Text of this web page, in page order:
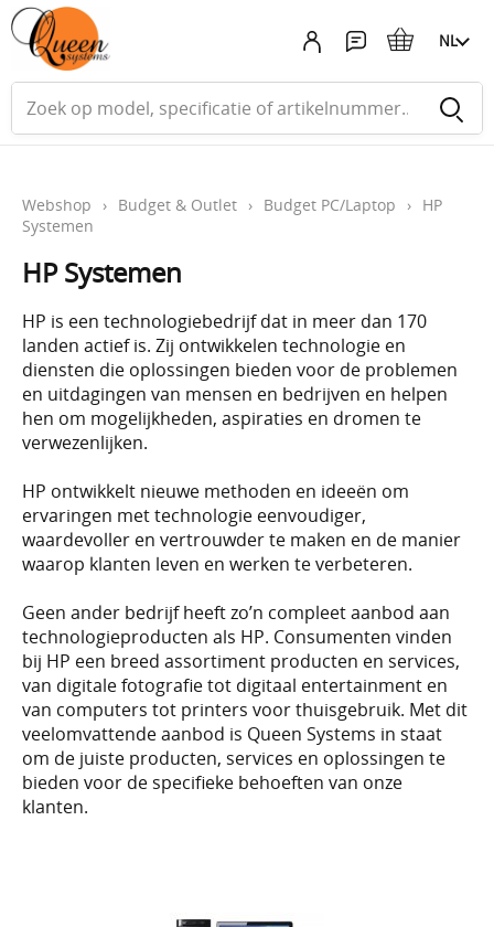
NL
Webshop › Budget & Outlet › Budget PC/Laptop › HP
Systemen
HP Systemen
HP is een technologiebedrijf dat in meer dan 170
landen actief is. Zij ontwikkelen technologie en
diensten die oplossingen bieden voor de problemen
en uitdagingen van mensen en bedrijven en helpen
hen om mogelijkheden, aspiraties en dromen te
verwezenlijken.
HP ontwikkelt nieuwe methoden en ideeën om
ervaringen met technologie eenvoudiger,
waardevoller en vertrouwder te maken en de manier
waarop klanten leven en werken te verbeteren.
Geen ander bedrijf heeft zo’n compleet aanbod aan
technologieproducten als HP. Consumenten vinden
bij HP een breed assortiment producten en services,
van digitale fotografie tot digitaal entertainment en
van computers tot printers voor thuisgebruik. Met dit
veelomvattende aanbod is Queen Systems in staat
om de juiste producten, services en oplossingen te
bieden voor de specifieke behoeften van onze
klanten.